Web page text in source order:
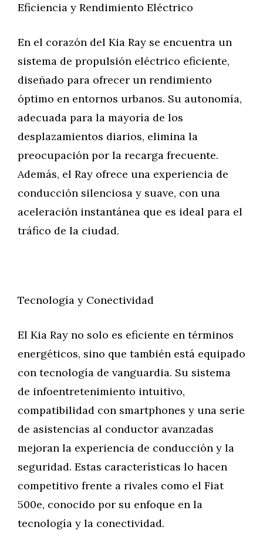
Eficiencia y Rendimiento Eléctrico
En el corazón del Kia Ray se encuentra un
sistema de propulsión eléctrico eficiente,
diseñado para ofrecer un rendimiento
óptimo en entornos urbanos. Su autonomía,
adecuada para la mayoría de los
desplazamientos diarios, elimina la
preocupación por la recarga frecuente.
Además, el Ray ofrece una experiencia de
conducción silenciosa y suave, con una
aceleración instantánea que es ideal para el
tráfico de la ciudad.
Tecnología y Conectividad
El Kia Ray no solo es eficiente en términos
energéticos, sino que también está equipado
con tecnología de vanguardia. Su sistema
de infoentretenimiento intuitivo,
compatibilidad con smartphones y una serie
de asistencias al conductor avanzadas
mejoran la experiencia de conducción y la
seguridad. Estas características lo hacen
competitivo frente a rivales como el Fiat
500e, conocido por su enfoque en la
tecnología y la conectividad.